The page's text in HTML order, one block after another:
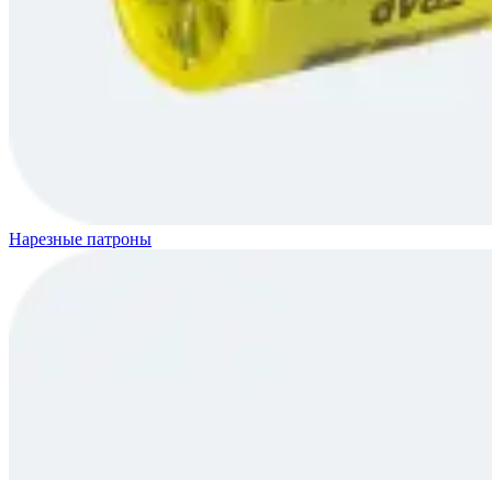
Нарезные патроны